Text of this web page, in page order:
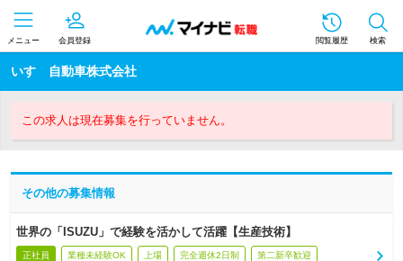
メニュー 会員登録 閲覧履歴 検索
いすゞ自動車株式会社
この求人は現在募集を行っていません。
その他の募集情報
世界の「ISUZU」で経験を活かして活躍【生産技術】
正社員 業種未経験OK 上場 完全週休2日制 第二新卒歓迎